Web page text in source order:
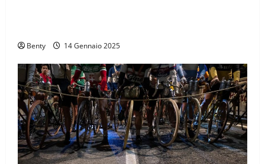
Benty 14 Gennaio 2025